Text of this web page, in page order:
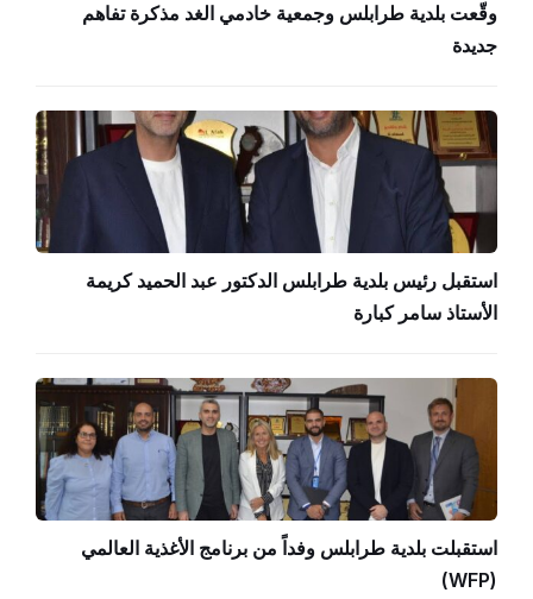
وقّعت بلدية طرابلس وجمعية خادمي الغد مذكرة تفاهم
جديدة
استقبل رئيس بلدية طرابلس الدكتور عبد الحميد كريمة
الأستاذ سامر كبارة
استقبلت بلدية طرابلس وفداً من برنامج الأغذية العالمي
(WFP)